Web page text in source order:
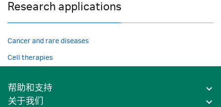
Research applications
Cancer and rare diseases
Cell therapies
帮助和支持
关于我们